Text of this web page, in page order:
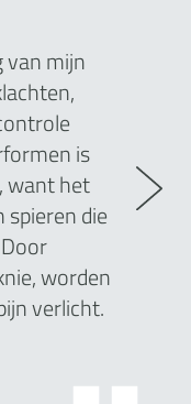
van mijn
is
want het
spieren die
worden
verlicht.